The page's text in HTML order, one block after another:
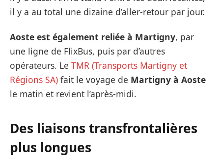
il y a au total une dizaine d’aller-retour par jour.
Aoste est également reliée à Martigny, par
une ligne de FlixBus, puis par d’autres
opérateurs. Le TMR (Transports Martigny et
Régions SA) fait le voyage de Martigny à Aoste
le matin et revient l’après-midi.
Des liaisons transfrontalières
plus longues